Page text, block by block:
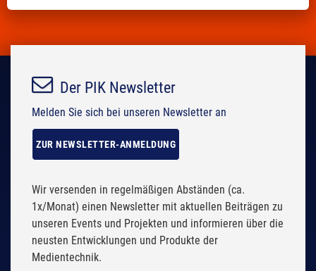
y
Der PIK Newsletter
Melden Sie sich bei unseren Newsletter an
ZUR NEWSLETTER-ANMELDUNG
Wir versenden in regelmäßigen Abständen (ca.
1x/Monat) einen Newsletter mit aktuellen Beiträgen zu
unseren Events und Projekten und informieren über die
neusten Entwicklungen und Produkte der
Medientechnik.